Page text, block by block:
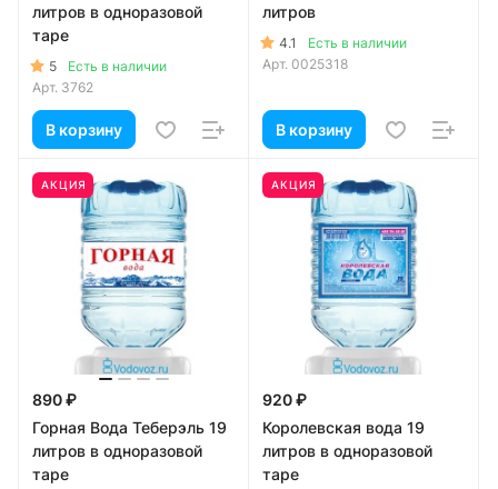
литров в одноразовой
таре
5
Есть в наличии
Арт. 3762
В корзину
литров
4.1
Есть в наличии
Арт. 0025318
В корзину
АКЦИЯ
890 ₽
Горная Вода Теберэль 19
литров в одноразовой
таре
АКЦИЯ
920 ₽
Королевская вода 19
литров в одноразовой
таре